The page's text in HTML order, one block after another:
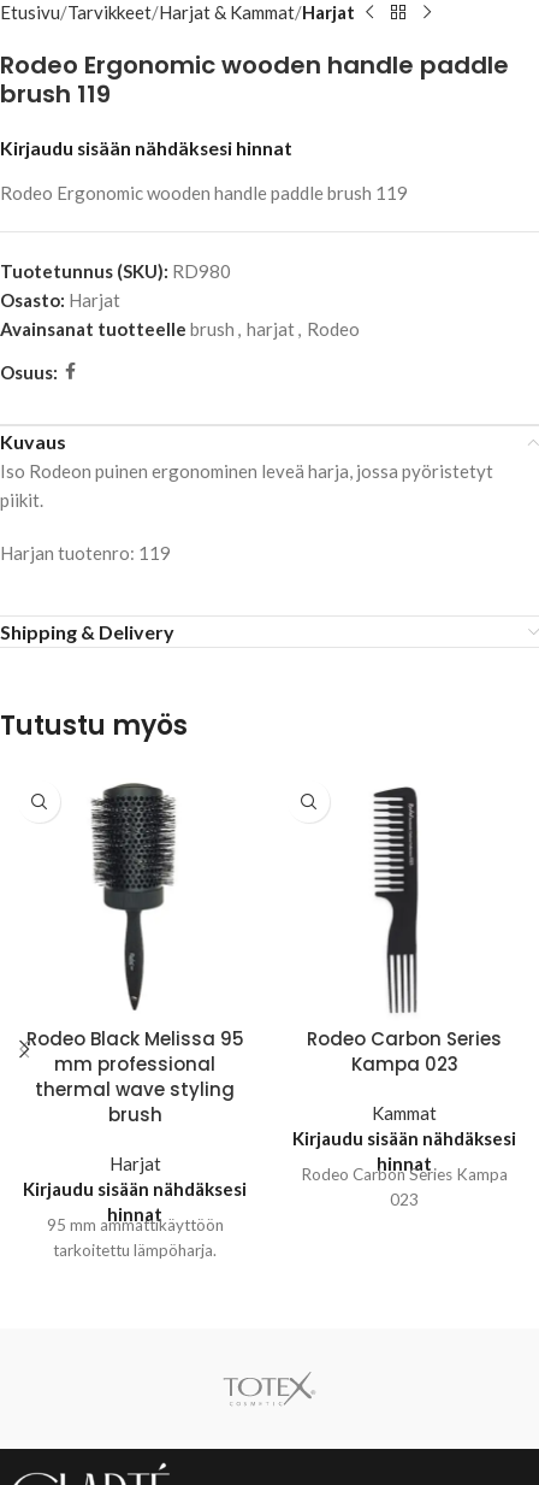
Etusivu Tarvikkeet Harjat & Kammat Harjat
Rodeo Ergonomic wooden handle paddle
brush 119
Kirjaudu sisään nähdäksesi hinnat
Rodeo Ergonomic wooden handle paddle brush 119
Tuotetunnus (SKU): RD980
Osasto: Harjat
Avainsanat tuotteelle brush , harjat, Rodeo
Osuus:
Kuvaus
Iso Rodeon puinen ergonominen leveä harja, jossa pyöristetyt
piikit.
Harjan tuotenro: 119
Shipping & Delivery
Tutustu myös
Rodeo Black Melissa 95
mm professional
thermal wave styling
brush
Harjat
Kirjaudu sisään nähdäksesi
hinnat
95 mm ammattikäyttöön
tarkoitettu lämpöharja.
Rodeo Carbon Series
Kampa 023
Kammat
Kirjaudu sisään nähdäksesi
hinnat
Rodeo Carbon Series Kampa
023